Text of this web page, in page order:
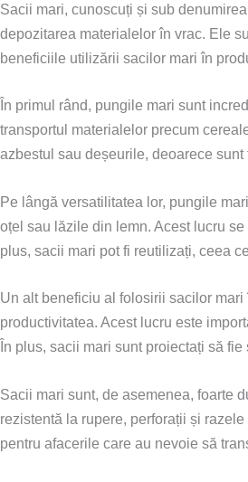
Sacii mari, cunoscuți și sub
depozitarea materialelor în vrac. Ele
beneficiile utilizării sacilor mari în
În primul rând, pungile mari sunt
transportul materialelor precum
azbestul sau deșeurile, deoarece
Pe lângă versatilitatea lor, pungile
oțel sau lăzile din lemn. Acest lucru
plus, sacii mari pot fi reutilizați, ceea
Un alt beneficiu al folosirii sacilor
productivitatea. Acest lucru este
În plus, sacii mari sunt proiectați să
Sacii mari sunt, de asemenea, foarte
rezistentă la rupere, perforații și
pentru afacerile care au nevoie să